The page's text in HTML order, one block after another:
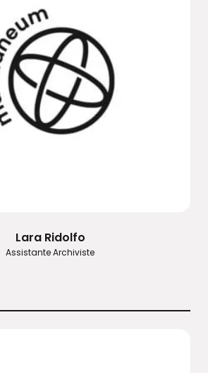
Lara Ridolfo
Assistante Archiviste